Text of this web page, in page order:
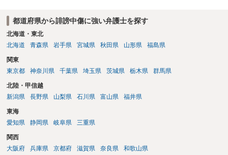
都道府県から誹謗中傷に強い弁護士を探す
北海道・東北
北海道
青森県 岩手県 宮城県 秋田県 山形県 福島県
関東
東京都
神奈川県 千葉県 埼玉県 茨城県 栃木県 群馬県
北陸・甲信越
新潟県
長野県 山梨県 石川県 富山県 福井県
東海
愛知県
静岡県 岐阜県 三重県
関西
大阪府
兵庫県 京都府 滋賀県 奈良県 和歌山県